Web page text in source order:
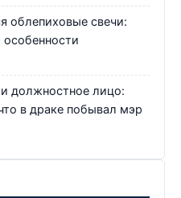
облепиховые свечи:
особенности
должностное лицо:
в драке побывал мэр